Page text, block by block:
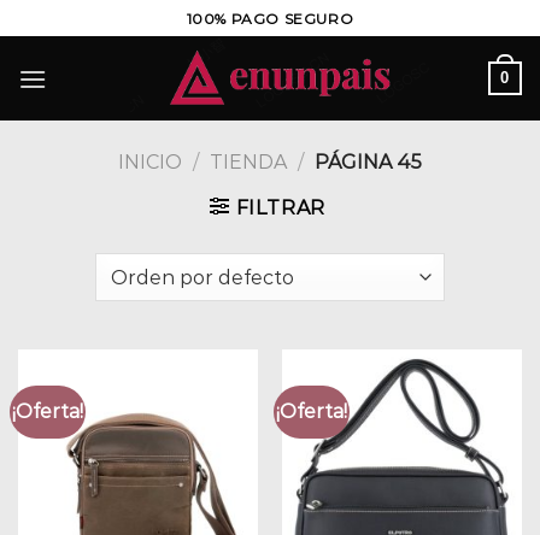
al
contenido
100% PAGO SEGURO
0
INICIO / TIENDA / PÁGINA 45
FILTRAR
¡Oferta! ¡Oferta!